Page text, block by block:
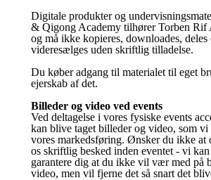
Digitale produkter og
& Qigong Academy tilhører Torben Rif
og må ikke kopieres, downloades, deles
videresælges uden skriftlig tilladelse.
Du køber adgang til materialet til eget
ejerskab af det.
Billeder og video ved events
Ved deltagelse i vores fysiske events
kan blive taget billeder og video, som vi
vores markedsføring. Ønsker du ikke at
os skriftlig besked inden eventet - vi
garantere dig at du ikke vil vær med på
video, men vil fjerne det så snart det